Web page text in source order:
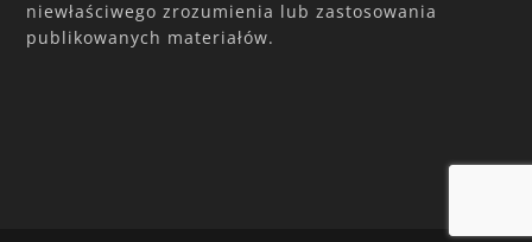
niewłaściwego zrozumienia lub zastosowania
publikowanych materiałów.